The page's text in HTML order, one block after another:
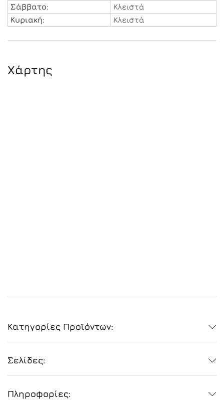
Σάββατο:
Κλειστά
Κυριακή:
Κλειστά
Χάρτης
Κατηγορίες Προϊόντων:
Σελίδες:
Πληροφορίες: